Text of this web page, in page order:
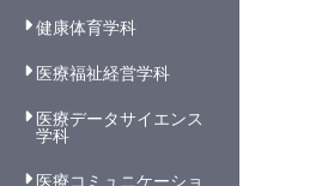
健康体育学科
医療福祉経営学科
医療データサイエンス
学科
医療コミュニケーショ